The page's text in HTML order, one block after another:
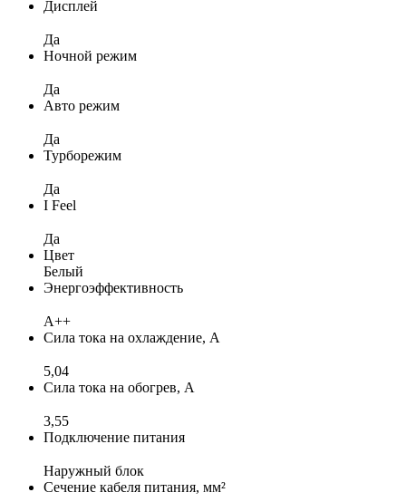
Дисплей
Да
Ночной режим
Да
Авто режим
Да
Турборежим
Да
I Feel
Да
Цвет
Белый
Энергоэффективность
A++
Сила тока на охлаждение, А
5,04
Сила тока на обогрев, А
3,55
Подключение питания
Наружный блок
Сечение кабеля питания, мм²